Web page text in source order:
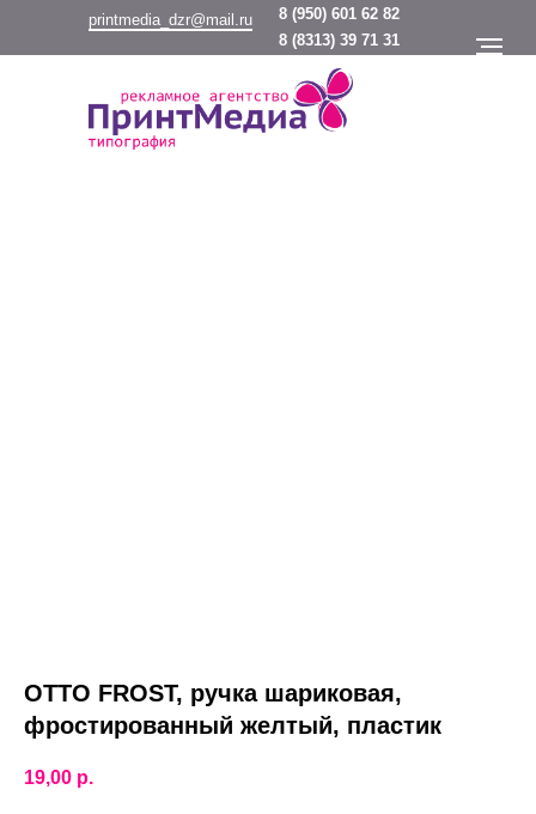
8 (950) 601 62 82
printmedia_dzr@mail.ru
8 (8313) 39 71 31
OTTO FROST, ручка шариковая,
фростированный желтый, пластик
19,00 р.